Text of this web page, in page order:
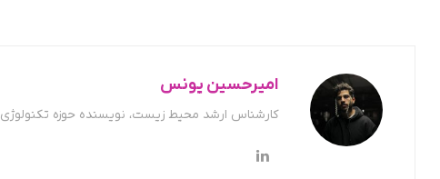
امیرحسین یونس
کارشناس ارشد محیط زیست، نویسنده حوزه تکنولوژی